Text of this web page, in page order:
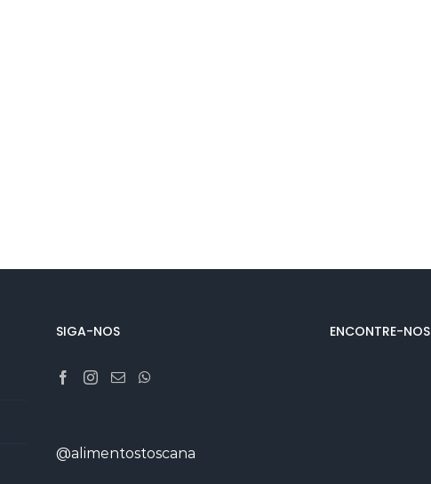
SIGA-NOS
@alimentostoscana
ENCONTRE-NOS